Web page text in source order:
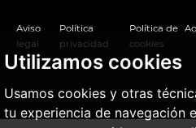
Utilizamos cookies
Usamos cookies y otras
tu experiencia de navegación
Aviso
legal
Política
privacidad
Política de
cookies